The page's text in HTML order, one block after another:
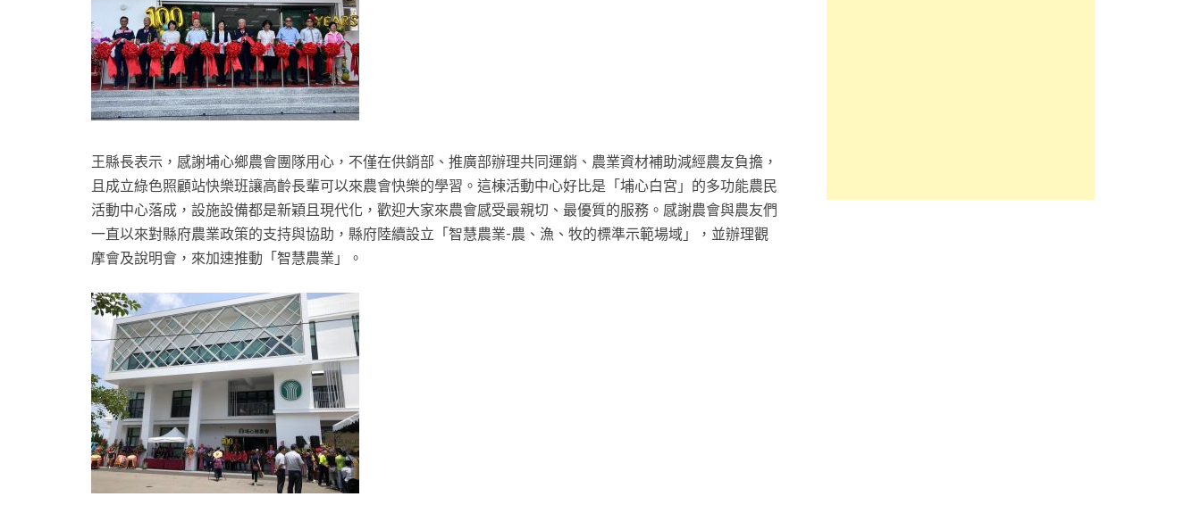
王縣長表示，感謝埔心鄉農會團隊用心，不僅在供銷部、推廣部辦理共同運銷、農業資材補助減經農友負擔，
且成立綠色照顧站快樂班讓高齡長輩可以來農會快樂的學習。這棟活動中心好比是「埔心白宮」的多功能農民
活動中心落成，設施設備都是新穎且現代化，歡迎大家來農會感受最親切、最優質的服務。感謝農會與農友們
一直以來對縣府農業政策的支持與協助，縣府陸續設立「智慧農業-農、漁、牧的標準示範場域」，並辦理觀
摩會及說明會，來加速推動「智慧農業」。